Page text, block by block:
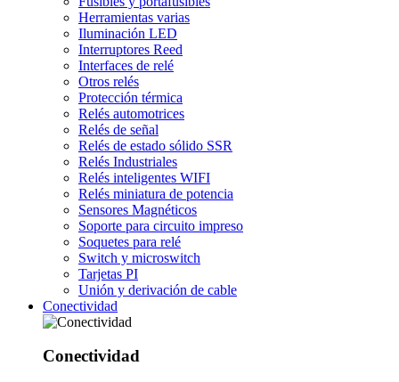
Herramientas varias
Iluminación LED
Interruptores Reed
Interfaces de relé
Otros relés
Protección térmica
Relés automotrices
Relés de señal
Relés de estado sólido SSR
Relés Industriales
Relés inteligentes WIFI
Relés miniatura de potencia
Sensores Magnéticos
Soporte para circuito impreso
Soquetes para relé
Switch y microswitch
Tarjetas PI
Unión y derivación de cable
Conectividad
Conectividad